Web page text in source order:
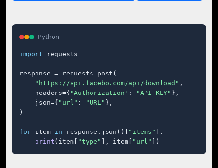
Python
import requests
response = requests.post(
"https://api.facebo.com/api/download" ,
    headers={
"Authorization" : "API_KEY" },
    json={
"url" : "URL" },
)
for item in response.json()[ "items"
]:
print (item[ "type" ], item[ "url" ])